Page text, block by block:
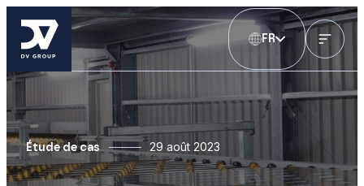
FR
Étude de cas 29 août 2023